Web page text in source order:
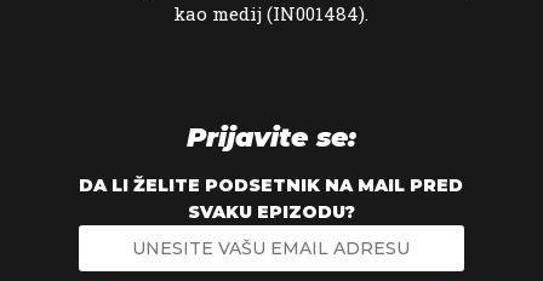
kao medij (IN001484).
Prijavite se:
DA LI ŽELITE PODSETNIK NA MAIL PRED
SVAKU EPIZODU?